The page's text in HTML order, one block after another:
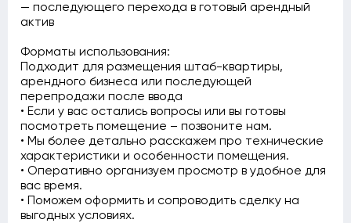
— последующего перехода в готовый арендный
актив
Форматы использования:
Подходит для размещения штаб-квартиры,
арендного бизнеса или последующей
перепродажи после ввода
• Если у вас остались вопросы или вы готовы
посмотреть помещение – позвоните нам.
• Мы более детально расскажем про технические
характеристики и особенности помещения.
• Оперативно организуем просмотр в удобное для
вас время.
• Поможем оформить и сопроводить сделку на
выгодных условиях.